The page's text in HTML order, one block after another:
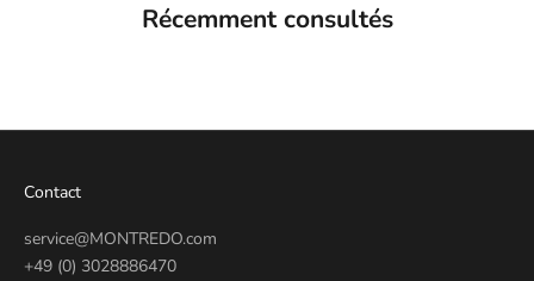
Récemment consultés
Contact
service@MONTREDO.com
+49 (0) 3028886470